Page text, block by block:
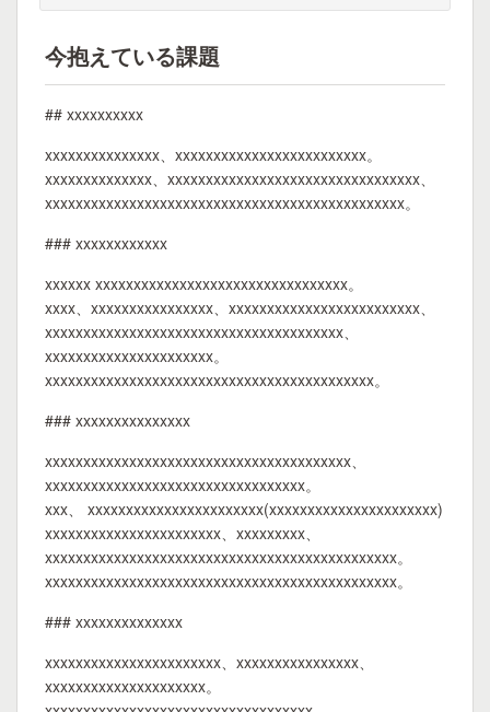
今抱えている課題
## xxxxxxxxxx
xxxxxxxxxxxxxxx、xxxxxxxxxxxxxxxxxxxxxxxxx。
xxxxxxxxxxxxxx、xxxxxxxxxxxxxxxxxxxxxxxxxxxxxxxxx、
xxxxxxxxxxxxxxxxxxxxxxxxxxxxxxxxxxxxxxxxxxxxxxx。
### xxxxxxxxxxxx
xxxxxx xxxxxxxxxxxxxxxxxxxxxxxxxxxxxxxxx。
xxxx、xxxxxxxxxxxxxxxx、xxxxxxxxxxxxxxxxxxxxxxxxx、
xxxxxxxxxxxxxxxxxxxxxxxxxxxxxxxxxxxxxxx、
xxxxxxxxxxxxxxxxxxxxxx。
xxxxxxxxxxxxxxxxxxxxxxxxxxxxxxxxxxxxxxxxxxx。
### xxxxxxxxxxxxxxx
xxxxxxxxxxxxxxxxxxxxxxxxxxxxxxxxxxxxxxxx、
xxxxxxxxxxxxxxxxxxxxxxxxxxxxxxxxxx。
xxx、 xxxxxxxxxxxxxxxxxxxxxxx(xxxxxxxxxxxxxxxxxxxxxx)
xxxxxxxxxxxxxxxxxxxxxxx、xxxxxxxxx、
xxxxxxxxxxxxxxxxxxxxxxxxxxxxxxxxxxxxxxxxxxxxxx。
xxxxxxxxxxxxxxxxxxxxxxxxxxxxxxxxxxxxxxxxxxxxxx。
### xxxxxxxxxxxxxx
xxxxxxxxxxxxxxxxxxxxxxx、xxxxxxxxxxxxxxxx、
xxxxxxxxxxxxxxxxxxxxx。